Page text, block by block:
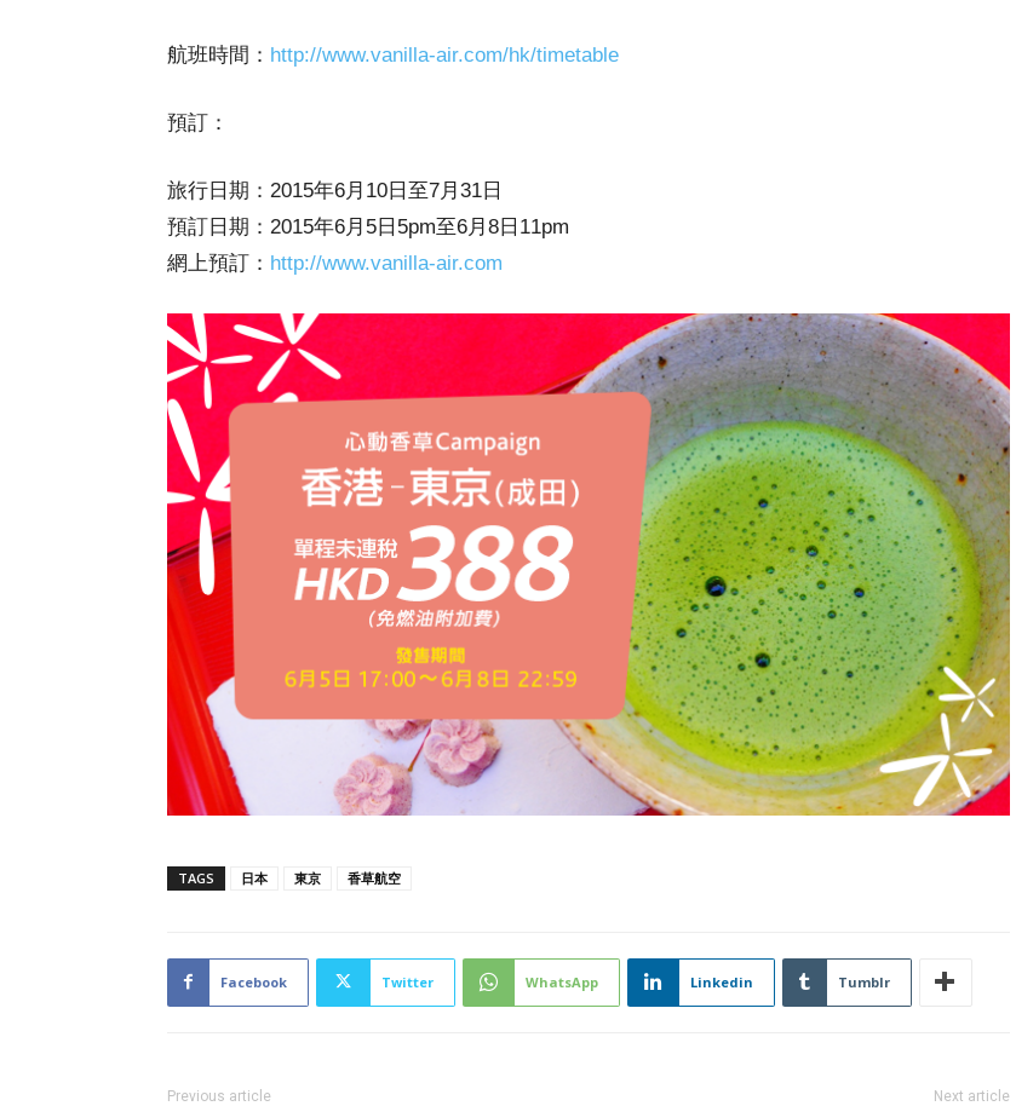
航班時間： http://www.vanilla-air.com/hk/timetable
預訂：
旅行日期：2015年6月10日至7月31日
預訂日期：2015年6月5日5pm至6月8日11pm
網上預訂： http://www.vanilla-air.com
TAGS 日本 東京 香草航空
Facebook Twitter WhatsApp Linkedin Tumblr
Previous article Next article